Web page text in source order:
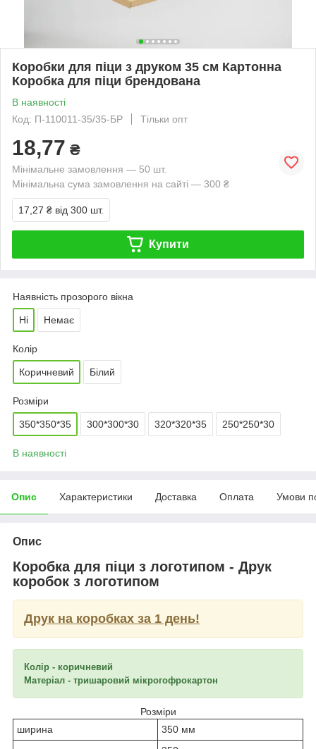
Коробки для піци з друком 35 см Картонна
Коробка для піци брендована
В наявності
Код: П-110011-35/35-БР
Тільки опт
18,77 ₴
Мінімальне замовлення — 50 шт.
Мінімальна сума замовлення на сайті — 300 ₴
17,27 ₴ від 300 шт.
Купити
Наявність прозорого вікна
Ні Немає
Колір
Коричневий Білий
Розміри
350*350*35 300*300*30 320*320*35 250*250*30
В наявності
Опис Характеристики Доставка Оплата Умови
Опис
Коробка для піци з логотипом - Друк
коробок з логотипом
Друк на коробках за 1 день!
Колір - коричневий
Матеріал - тришаровий мікрогофрокартон
Розміри
ширина
350 мм